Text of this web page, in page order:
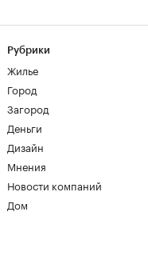
Рубрики
Жилье
Город
Загород
Деньги
Дизайн
Мнения
Новости компаний
Дом